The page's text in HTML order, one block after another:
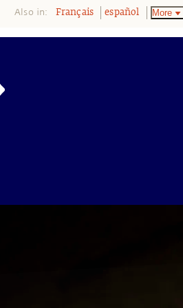
Also in: Français español More